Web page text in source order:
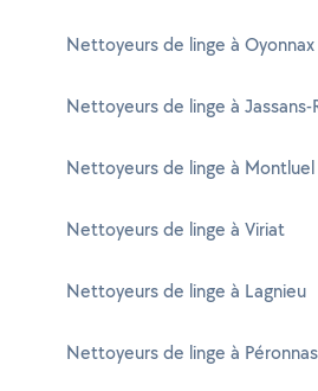
Nettoyeurs de linge à Oyonnax
Nettoyeurs de linge à
Nettoyeurs de linge à Montluel
Nettoyeurs de linge à Viriat
Nettoyeurs de linge à Lagnieu
Nettoyeurs de linge à Péronnas